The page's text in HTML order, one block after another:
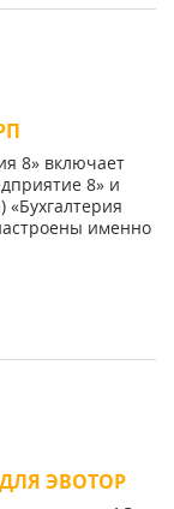
8» включает
8» и
именно
ДЛЯ ЭВОТОР